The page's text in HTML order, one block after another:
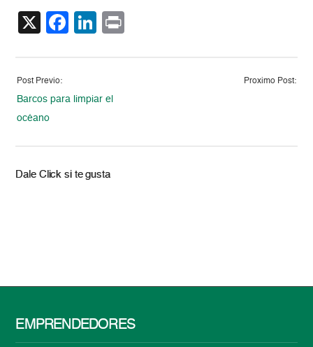
X Facebook
LinkedIn
Post Previo:
Barcos para limpiar el
océano
Proximo Post:
Dale Click si te gusta
EMPRENDEDORES